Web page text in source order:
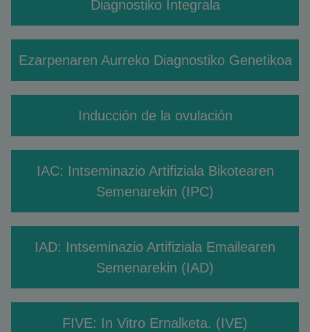
Diagnostiko Integrala
Ezarpenaren Aurreko Diagnostiko Genetikoa
Inducción de la ovulación
IAC: Intseminazio Artifiziala Bikotearen
Semenarekin (IPC)
IAD: Intseminazio Artifiziala Emailearen
Semenarekin (IAD)
FIVE: In Vitro Ernalketa. (IVE)